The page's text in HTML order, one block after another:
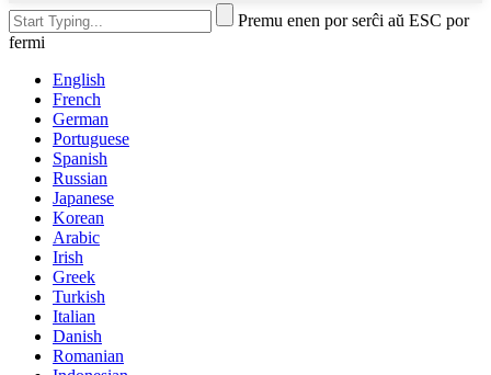
Premu enen por serĉi aŭ ESC por
fermi
English
French
German
Portuguese
Spanish
Russian
Japanese
Korean
Arabic
Irish
Greek
Turkish
Italian
Danish
Romanian